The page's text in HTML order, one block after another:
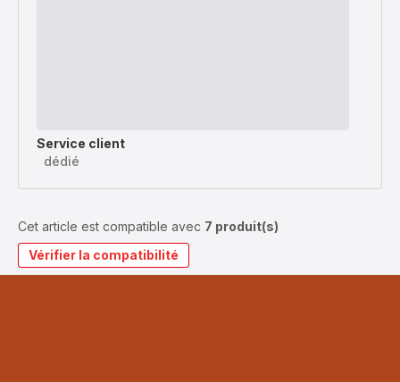
Service client
dédié
Cet article est compatible avec 7 produit(s)
Vérifier la compatibilité